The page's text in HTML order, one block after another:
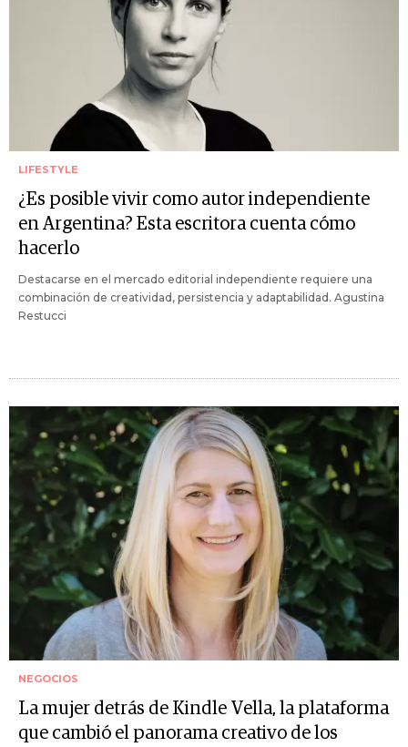
LIFESTYLE
¿Es posible vivir como autor independiente
en Argentina? Esta escritora cuenta cómo
hacerlo
Destacarse en el mercado editorial independiente requiere una
combinación de creatividad, persistencia y adaptabilidad. Agustina
Restucci
NEGOCIOS
La mujer detrás de Kindle Vella, la plataforma
que cambió el panorama creativo de los